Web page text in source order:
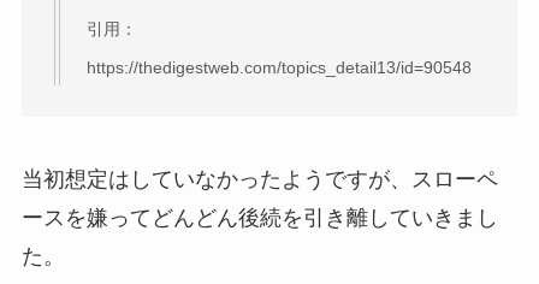
引用：
https://thedigestweb.com/topics_detail13/id=90548
当初想定はしていなかったようですが、スローペ
ースを嫌ってどんどん後続を引き離していきまし
た。